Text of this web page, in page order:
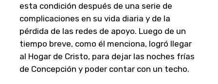
esta condición después de una serie de
complicaciones en su vida diaria y de la
pérdida de las redes de apoyo. Luego de un
tiempo breve, como él menciona, logró llegar
al Hogar de Cristo, para dejar las noches frías
de Concepción y poder contar con un techo.